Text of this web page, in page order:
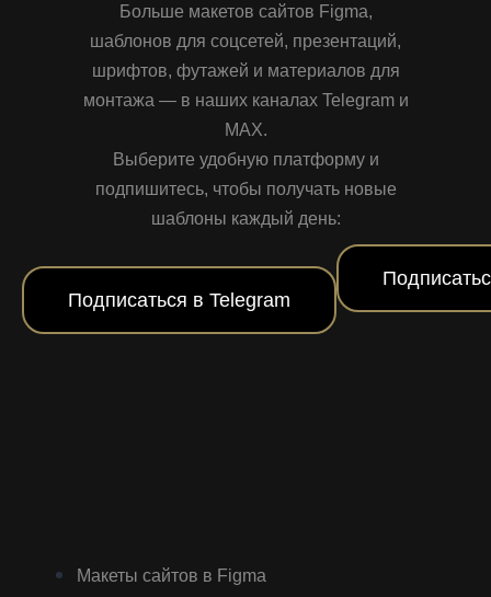
Больше макетов сайтов Figma,
шаблонов для соцсетей, презентаций,
шрифтов, футажей и материалов для
монтажа — в наших каналах Telegram и
MAX.
Выберите удобную платформу и
подпишитесь, чтобы получать новые
шаблоны каждый день:
Подписаться в Telegram
Макеты сайтов в Figma